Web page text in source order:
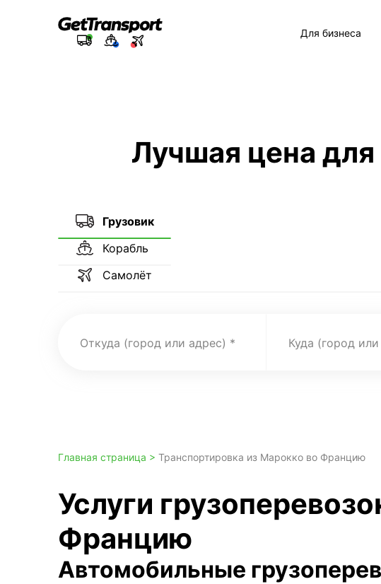
Для бизнеса
Лучшая цена для
Грузовик
Корабль
Самолёт
Откуда (город или адрес) Куда (город
Главная страница > Транспортировка из Марокко во Францию
Услуги
Францию
Автомобильные